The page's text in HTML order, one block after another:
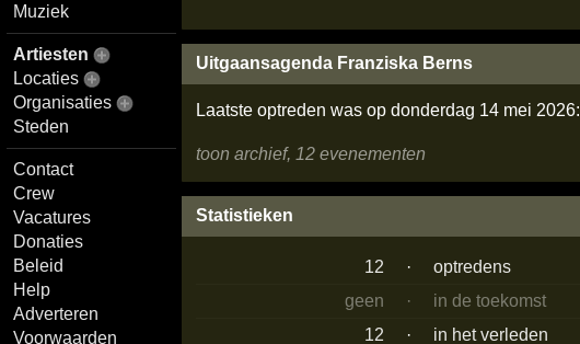
Muziek
Artiesten
Locaties
Organisaties
Steden
Contact
Crew
Vacatures
Donaties
Beleid
Help
Adverteren
Voorwaarden
Uitgaansagenda Franziska Berns
Laatste optreden was op donderdag 14 mei 2026:
toon archief, 12 evenementen
Statistieken
12 ·
optredens
geen
·
in de toekomst
12
· in het verleden